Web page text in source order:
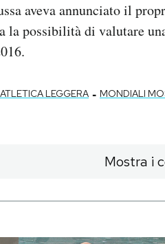
aveva annunciato il
la possibilità di valutare
LEGGERA - MONDIALI
Mostra i